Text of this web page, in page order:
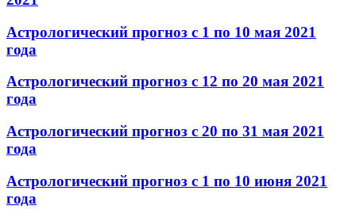
Астрологический прогноз с 1 по 10 мая 2021
года
Астрологический прогноз с 12 по 20 мая 2021
года
Астрологический прогноз с 20 по 31 мая 2021
года
Астрологический прогноз с 1 по 10 июня 2021
года